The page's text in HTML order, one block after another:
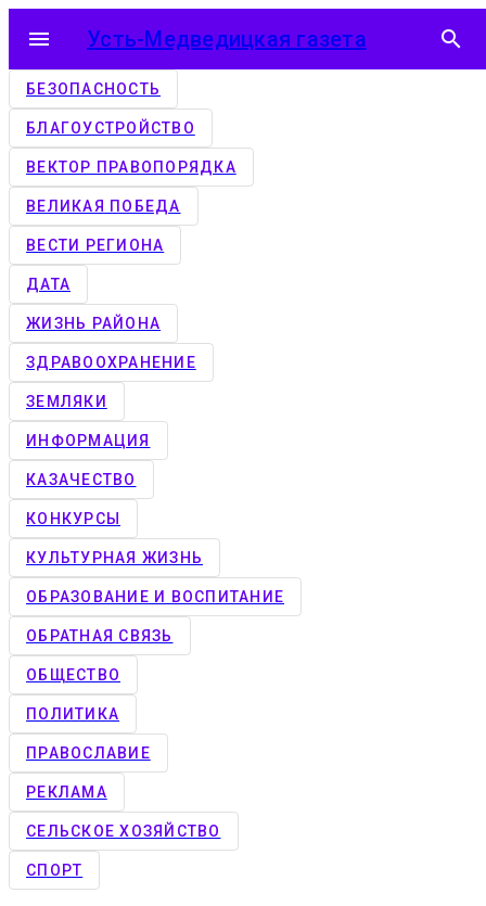
menu Усть-Медведицкая газета search
БЕЗОПАСНОСТЬ
БЛАГОУСТРОЙСТВО
ВЕКТОР ПРАВОПОРЯДКА
ВЕЛИКАЯ ПОБЕДА
ВЕСТИ РЕГИОНА
ДАТА
ЖИЗНЬ РАЙОНА
ЗДРАВООХРАНЕНИЕ
ЗЕМЛЯКИ
ИНФОРМАЦИЯ
КАЗАЧЕСТВО
КОНКУРCЫ
КУЛЬТУРНАЯ ЖИЗНЬ
ОБРАЗОВАНИЕ И ВОСПИТАНИЕ
ОБРАТНАЯ СВЯЗЬ
ОБЩЕСТВО
ПОЛИТИКА
ПРАВОСЛАВИЕ
РЕКЛАМА
СЕЛЬСКОЕ ХОЗЯЙСТВО
СПОРТ